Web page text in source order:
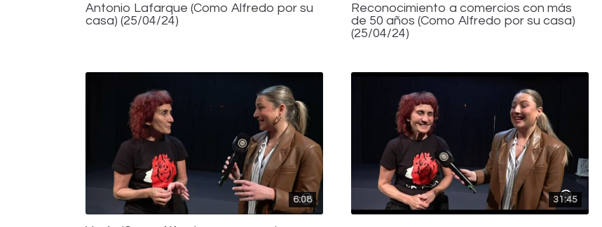
Antonio Lafarque (Como Alfredo por su
casa) (25/04/24)
Reconocimiento a comercios con más
de 50 años (Como Alfredo por su casa)
(25/04/24)
6:08 31:45